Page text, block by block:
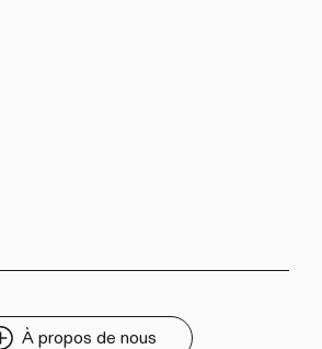
À propos de nous